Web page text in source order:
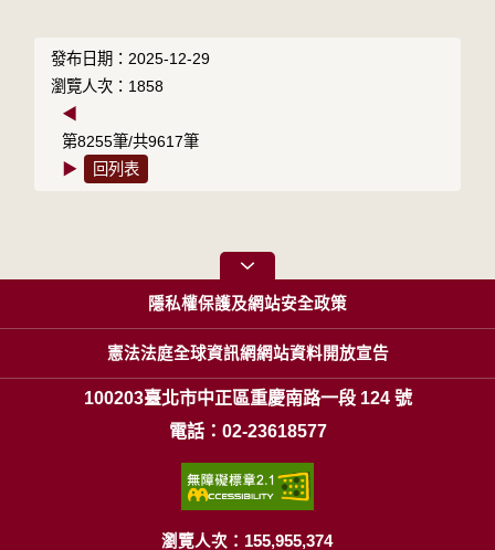
發布日期：2025-12-29
瀏覽人次：1858
◀
第8255筆/共9617筆
▶
回列表
隱私權保護及網站安全政策
憲法法庭全球資訊網網站資料開放宣告
100203臺北市中正區重慶南路一段 124 號
電話：02-23618577
瀏覽人次：155,955,374